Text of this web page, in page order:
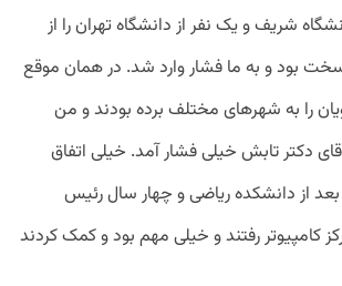
شریف و یک نفر از دانشگاه تهران را از
بود و به ما فشار وارد شد. در همان موقع
را به شهر‌های مختلف برده بودند و من
دکتر تابش خیلی فشار آمد. خیلی اتفاق
بعد از دانشکده ریاضی و چهار سال رئیس
کامپیوتر رفتند و خیلی مهم بود و کمک کردند